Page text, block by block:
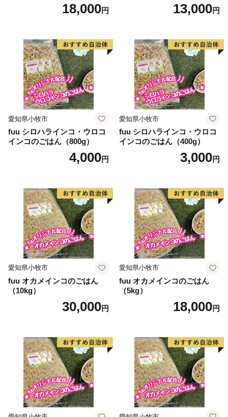
18,000円 13,000円
愛知県小牧市
fuu シロハラインコ・ウロコ
インコのごはん（800g）
4,000円
愛知県小牧市
fuu シロハラインコ・ウロコ
インコのごはん（400g）
3,000円
愛知県小牧市
fuu オカメインコのごはん
（10kg）
30,000円
愛知県小牧市
fuu オカメインコのごはん
（5kg）
18,000円